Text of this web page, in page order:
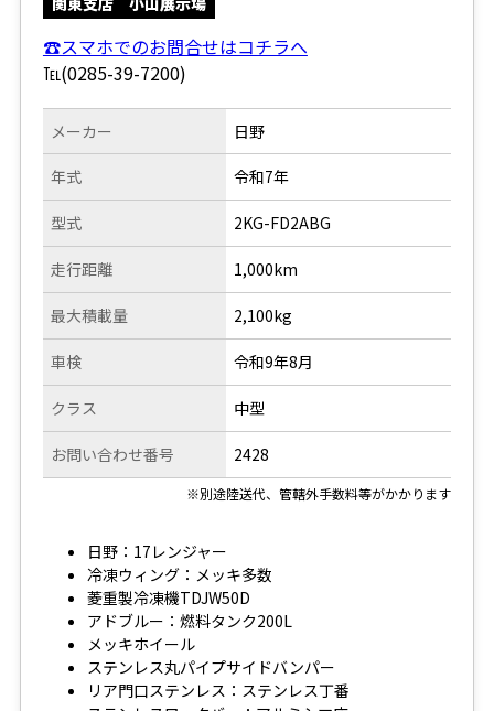
☎スマホでのお問合せはコチラへ
℡(0285-39-7200)
メーカー
年式
型式
走行距離
日野
令和7年
2KG-FD2ABG
1,000km
最大積載量
車検
クラス
お問い合わせ番号
2,100kg
令和9年8月
中型
2428
※別途陸送代、管轄外手数料等がかかります
日野：17レンジャー
冷凍ウィング：メッキ多数
菱重製冷凍機TDJW50D
アドブルー：燃料タンク200L
メッキホイール
ステンレス丸パイプサイドバンパー
リア門口ステンレス：ステンレス丁番